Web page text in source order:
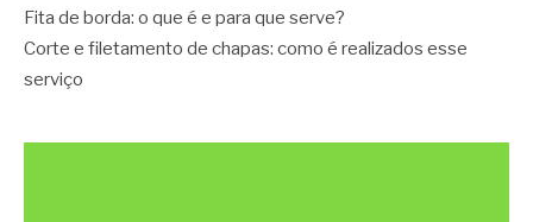
Fita de borda: o que é e para que serve?
Corte e filetamento de chapas: como é realizados esse
serviço